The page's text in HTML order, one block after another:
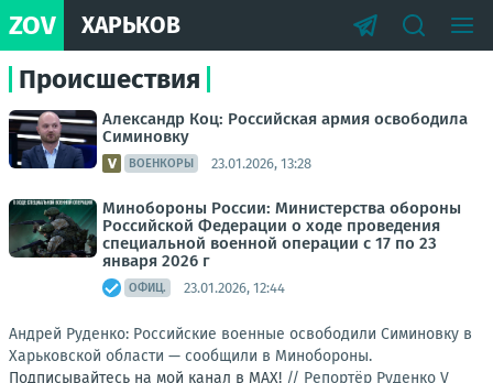
ZOV ХАРЬКОВ
Происшествия
Александр Коц: Российская армия освободила
Симиновку
ВОЕНКОРЫ 23.01.2026, 13:28
Минобороны России: Министерства обороны
Российской Федерации о ходе проведения
специальной военной операции с 17 по 23
января 2026 г
ОФИЦ. 23.01.2026, 12:44
Андрей Руденко: Российские военные освободили Симиновку в
Харьковской области — сообщили в Минобороны.
Подписывайтесь на мой канал в MAX! // Репортёр Руденко V